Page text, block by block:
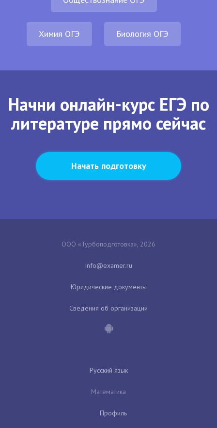
Химия ОГЭ Биология ОГЭ
Начни онлайн-курс ЕГЭ по
литературе прямо сейчас
Начать подготовку
ООО «Турбоподготовка», 2026
Юридические документы
Сведения об организации
Русский язык
Математика
Профиль